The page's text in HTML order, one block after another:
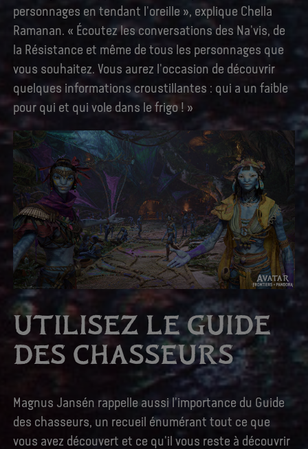
personnages en tendant l'oreille », explique Chella
Ramanan. « Écoutez les conversations des Na'vis, de
la Résistance et même de tous les personnages que
vous souhaitez. Vous aurez l'occasion de découvrir
quelques informations croustillantes : qui a un faible
pour qui et qui vole dans le frigo ! »
UTILISEZ LE GUIDE
DES CHASSEURS
Magnus Jansén rappelle aussi l'importance du Guide
des chasseurs, un recueil énumérant tout ce que
vous avez découvert et ce qu'il vous reste à découvrir